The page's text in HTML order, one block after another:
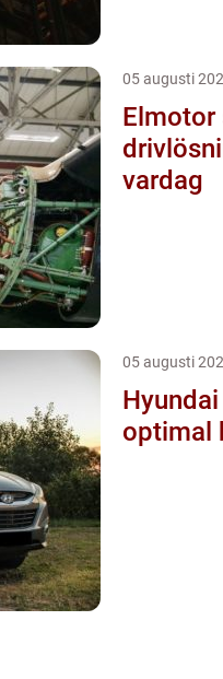
05 augusti
Elmotor
vardag
05 augusti
optimal